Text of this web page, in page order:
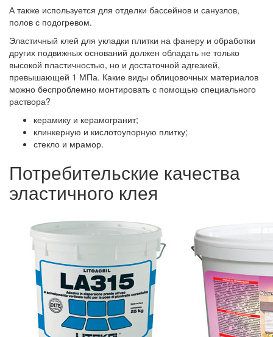
А также используется для отделки бассейнов и санузлов,
полов с подогревом.
Эластичный клей для укладки плитки на фанеру и обработки
других подвижных оснований должен обладать не только
высокой пластичностью, но и достаточной адгезией,
превышающей 1 МПа. Какие виды облицовочных материалов
можно беспроблемно монтировать с помощью специального
раствора?
керамику и керамогранит;
клинкерную и кислотоупорную плитку;
стекло и мрамор.
Потребительские качества
эластичного клея